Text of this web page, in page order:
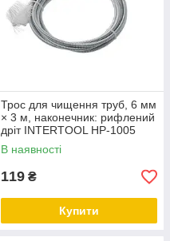
Трос для чищення труб, 6 мм
× 3 м, наконечник: рифлений
дріт INTERTOOL HP-1005
В наявності
119 ₴
Купити